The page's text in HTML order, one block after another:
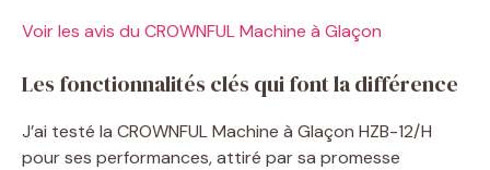
Voir les avis du CROWNFUL Machine à Glaçon
Les fonctionnalités clés qui font la différence
J’ai testé la CROWNFUL Machine à Glaçon HZB-12/H
pour ses performances, attiré par sa promesse